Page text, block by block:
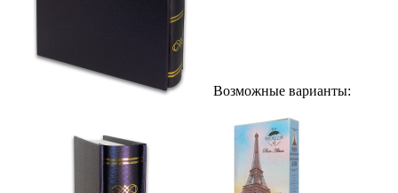
Возможные варианты: